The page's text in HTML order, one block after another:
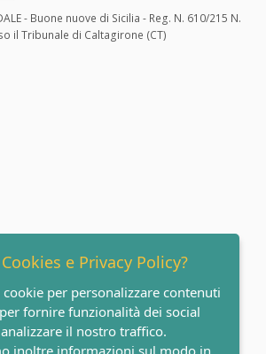
- Buone nuove di Sicilia - Reg. N. 610/215 N.
il Tribunale di Caltagirone (CT)
e Privacy Policy?
per personalizzare contenuti
fornire funzionalità dei social
il nostro traffico.
inoltre informazioni sul modo in